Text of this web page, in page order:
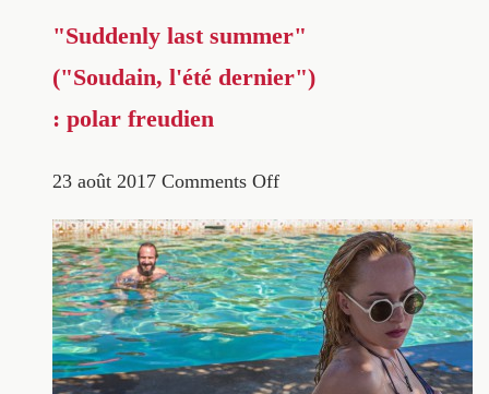
"Suddenly last summer"
("Soudain, l'été dernier")
: polar freudien
23 août 2017 Comments Off